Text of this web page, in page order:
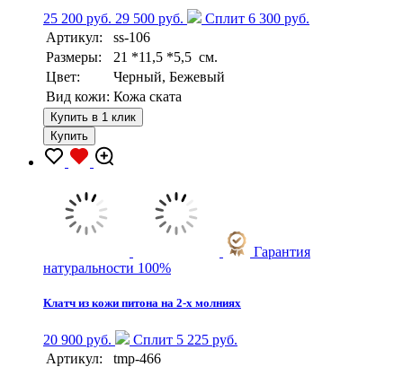
25 200 руб. 29 500 руб.
Сплит 6 300 руб.
Артикул:
ss-106
Размеры:
21 *11,5 *5,5 см.
Цвет:
Черный, Бежевый
Вид кожи: Кожа ската
Купить в 1 клик
Купить
Гарантия
натуральности 100%
Клатч из кожи питона на 2-х молниях
20 900 руб.
Сплит 5 225 руб.
Артикул:
tmp-466